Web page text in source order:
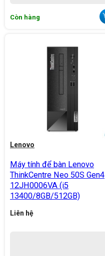
Còn hàng
Lenovo
Máy tính để bàn Lenovo
ThinkCentre Neo 50S Gen4
12JH0006VA (i5
13400/8GB/512GB)
Liên hệ